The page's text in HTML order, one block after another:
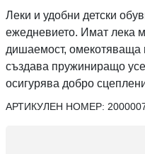
Леки и удобни детски
ежедневието. Имат лека
дишаемост, омекотяваща
създава пружиниращо
осигурява добро
АРТИКУЛЕН НОМЕР: